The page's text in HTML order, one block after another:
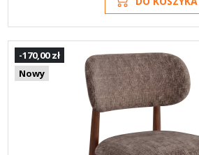
-170,00 zł
Nowy